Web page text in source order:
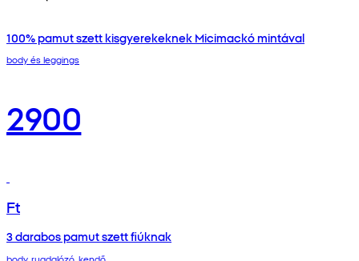
100% pamut szett kisgyerekeknek Micimackó mintával
body és leggings
2900
Ft
3 darabos pamut szett fiúknak